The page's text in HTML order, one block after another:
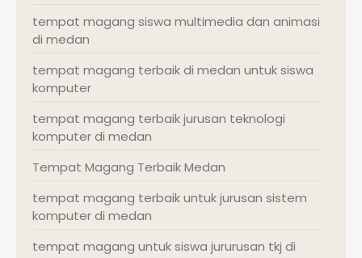
tempat magang siswa multimedia dan animasi
di medan
tempat magang terbaik di medan untuk siswa
komputer
tempat magang terbaik jurusan teknologi
komputer di medan
Tempat Magang Terbaik Medan
tempat magang terbaik untuk jurusan sistem
komputer di medan
tempat magang untuk siswa jururusan tkj di